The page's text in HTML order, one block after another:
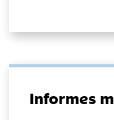
Informes